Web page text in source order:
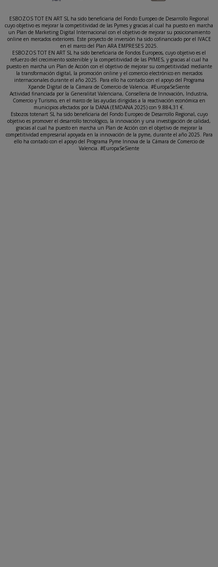
ESBOZOS TOT EN ART SL ha sido beneficiaria del Fondo Europeo de Desarrollo Regional
cuyo objetivo es mejorar la competitividad de las Pymes y gracias al cual ha puesto en marcha
un Plan de Marketing Digital Internacional con el objetivo de mejorar su posicionamiento
online en mercados exteriores. Este proyecto de inversión ha sido cofinanciado por el IVACE
en el marco del Plan ARA EMPRESES 2025.
ESBOZOS TOT EN ART SL ha sido beneficiaria de Fondos Europeos, cuyo objetivo es el
refuerzo del crecimiento sostenible y la competitividad de las PYMES, y gracias al cual ha
puesto en marcha un Plan de Acción con el objetivo de mejorar su competitividad mediante
la transformación digital, la promoción online y el comercio electrónico en mercados
internacionales durante el año 2025. Para ello ha contado con el apoyo del Programa
Xpande Digital de la Cámara de Comercio de Valencia. #EuropaSeSiente
Actividad financiada por la Generalitat Valenciana, Conselleria de Innovación, Industria,
Comercio y Turismo, en el marco de las ayudas dirigidas a la reactivación económica en
municipios afectados por la DANA (EMDANA 2025) con 9.884,31 €.
Esbozos totenart SL ha sido beneficiaria del Fondo Europeo de Desarrollo Regional, cuyo
objetivo es promover el desarrollo tecnológico, la innovación y una investigación de calidad,
gracias al cual ha puesto en marcha un Plan de Acción con el objetivo de mejorar la
competitividad empresarial apoyada en la innovación de la pyme, durante el año 2025. Para
ello ha contado con el apoyo del Programa Pyme Innova de la Cámara de Comercio de
Valencia. #EuropaSeSiente